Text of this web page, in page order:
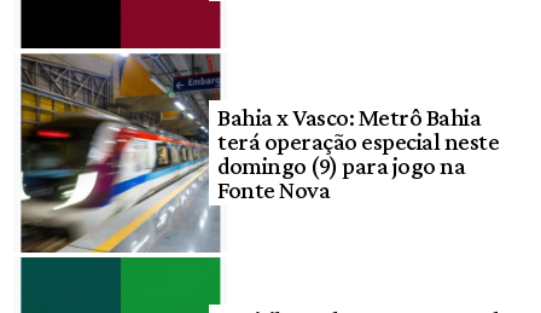
Bahia x Vasco: Metrô Bahia
terá operação especial neste
domingo (9) para jogo na
Fonte Nova